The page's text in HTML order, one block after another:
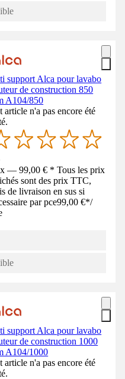
support Alca pour lavabo
de construction 850
A104/850
article n'a pas encore été
— 99,00 € * Tous les prix
sont des prix TTC,
de livraison en sus si
par pce99,00 €*/
support Alca pour lavabo
de construction 1000
A104/1000
article n'a pas encore été